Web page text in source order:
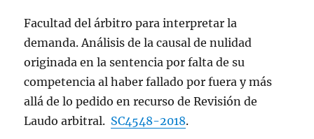
Facultad del árbitro para interpretar la
demanda. Análisis de la causal de nulidad
originada en la sentencia por falta de su
competencia al haber fallado por fuera y más
allá de lo pedido en recurso de Revisión de
Laudo arbitral. SC4548-2018.